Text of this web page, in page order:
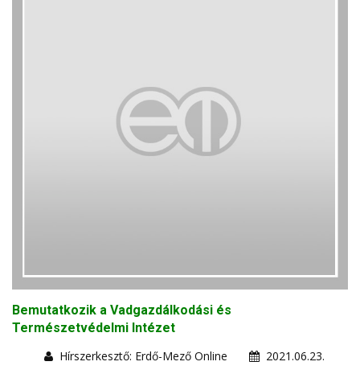
Bemutatkozik a Vadgazdálkodási és
Természetvédelmi Intézet
Hírszerkesztő: Erdő-Mező Online
2021.06.23.